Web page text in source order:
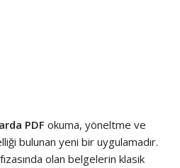
PDF okuma, yöneltme ve
bulunan yeni bir uygulamadır.
olan belgelerin klasik